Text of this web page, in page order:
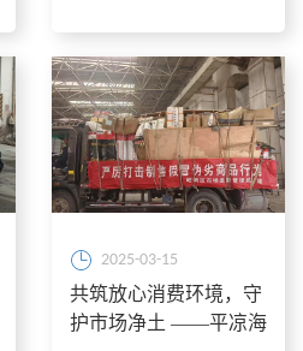
2025-03-15
共筑放心消费环境，守
护市场净土 ——平凉海